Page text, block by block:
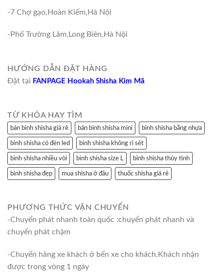
-7 Chợ gạo,Hoàn Kiếm,Hà Nội
-Phố Trường Lâm,Long Biên,Hà Nội
HƯỚNG DẪN ĐẶT HÀNG
Đặt tại FANPAGE Hookah Shisha Kim Mã
TỪ KHÓA HAY TÌM
bán bình shisha giá rẻ bán bình shisha mini bình shisha bằng nhựa
bình shisha có đèn led bình shisha không rỉ sét
bình shisha nhiều vòi bình shisha size L bình shisha thủy tinh
bình shisha đẹp mua shisha ở đâu thuốc shisha giá rẻ
PHƯƠNG THỨC VẬN CHUYỂN
-Chuyển phát nhanh toàn quốc :chuyển phát nhanh và
chuyển phát chậm
-Chuyển hàng xe khách ở bến xe cho khách.Khách nhận
được trong vòng 1 ngày